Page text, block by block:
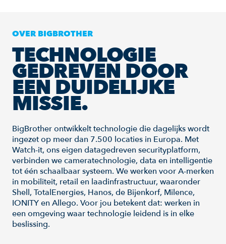
OVER BIGBROTHER
TECHNOLOGIE
GEDREVEN DOOR
EEN DUIDELIJKE
MISSIE.
BigBrother ontwikkelt technologie die dagelijks wordt
ingezet op meer dan 7.500 locaties in Europa. Met
Watch-it, ons eigen datagedreven securityplatform,
verbinden we cameratechnologie, data en intelligentie
tot één schaalbaar systeem. We werken voor A-merken
in mobiliteit, retail en laadinfrastructuur, waaronder
Shell, TotalEnergies, Hanos, de Bijenkorf, Milence,
IONITY en Allego. Voor jou betekent dat: werken in
een omgeving waar technologie leidend is in elke
beslissing.